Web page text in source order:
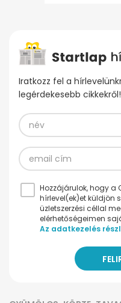
Iratkozz fel a
legérdekesebb cikkekről!
Hozzájárulok, hogy a
hírlevel(ek)et küldjön
üzletszerzési céllal
elérhetőségeimen
Az adatkezelés